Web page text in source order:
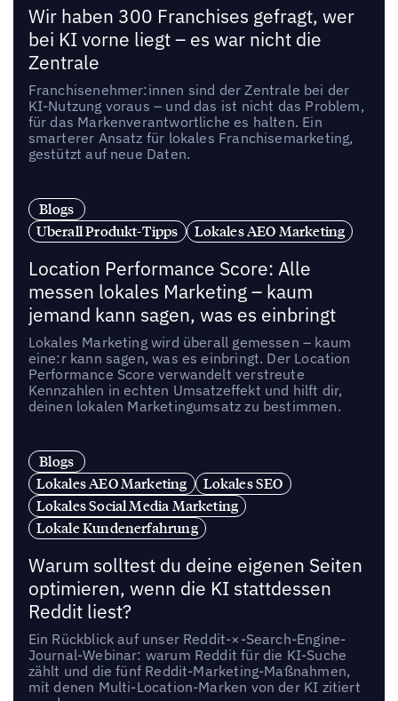
Wir haben 300 Franchises gefragt, wer
bei KI vorne liegt – es war nicht die
Zentrale
Franchisenehmer:innen sind der Zentrale bei der
KI-Nutzung voraus – und das ist nicht das Problem,
für das Markenverantwortliche es halten. Ein
smarterer Ansatz für lokales Franchisemarketing,
gestützt auf neue Daten.
Blogs
Uberall Produkt-Tipps
Lokales AEO Marketing
Location Performance Score: Alle
messen lokales Marketing – kaum
jemand kann sagen, was es einbringt
Lokales Marketing wird überall gemessen – kaum
eine:r kann sagen, was es einbringt. Der Location
Performance Score verwandelt verstreute
Kennzahlen in echten Umsatzeffekt und hilft dir,
deinen lokalen Marketingumsatz zu bestimmen.
Blogs
Lokales AEO Marketing
Lokales SEO
Lokales Social Media Marketing
Lokale Kundenerfahrung
Warum solltest du deine eigenen Seiten
optimieren, wenn die KI stattdessen
Reddit liest?
Ein Rückblick auf unser Reddit-×-Search-Engine-
Journal-Webinar: warum Reddit für die KI-Suche
zählt und die fünf Reddit-Marketing-Maßnahmen,
mit denen Multi-Location-Marken von der KI zitiert